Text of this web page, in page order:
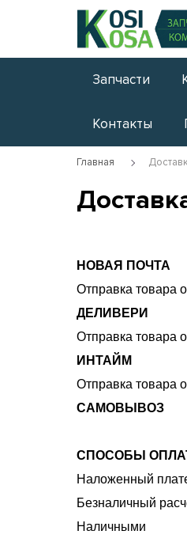
Запчасти
Контакты
Главная
НОВАЯ ПОЧТА
Отправка товара
ДЕЛИВЕРИ
Отправка товара
ИНТАЙМ
Отправка товара
CАМОВЫВОЗ
СПОСОБЫ
Наложенный
Безналичный
Наличными